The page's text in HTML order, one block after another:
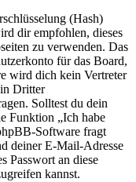
(Hash)
dir empfohlen, dieses
zu verwenden. Das
für das Board,
wird dich kein Vertreter
Dritter
Solltest du dein
Funktion „Ich habe
Software fragt
deiner E-Mail-Adresse
Passwort an diese
kannst.